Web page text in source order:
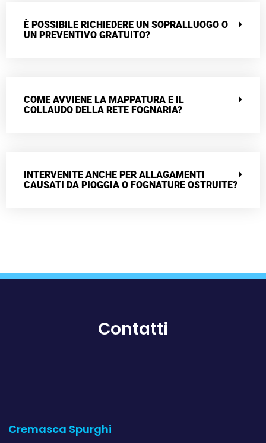
È POSSIBILE RICHIEDERE UN SOPRALLUOGO O
UN PREVENTIVO GRATUITO?
COME AVVIENE LA MAPPATURA E IL
COLLAUDO DELLA RETE FOGNARIA?
INTERVENITE ANCHE PER ALLAGAMENTI
CAUSATI DA PIOGGIA O FOGNATURE OSTRUITE?
Contatti
Cremasca Spurghi